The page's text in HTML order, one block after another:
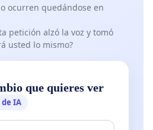
ocurren quedándose en
petición alzó la voz y tomó
usted lo mismo?
que quieres ver
IA